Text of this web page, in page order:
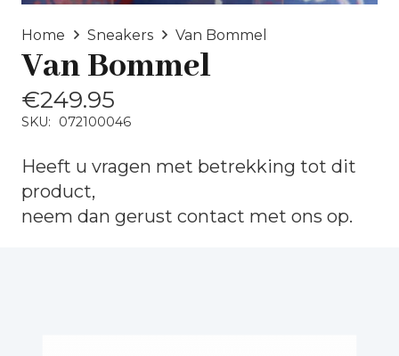
Home Sneakers Van Bommel
Van Bommel
€249.95
SKU: 072100046
Heeft u vragen met betrekking tot dit
product,
neem dan gerust contact met ons op.